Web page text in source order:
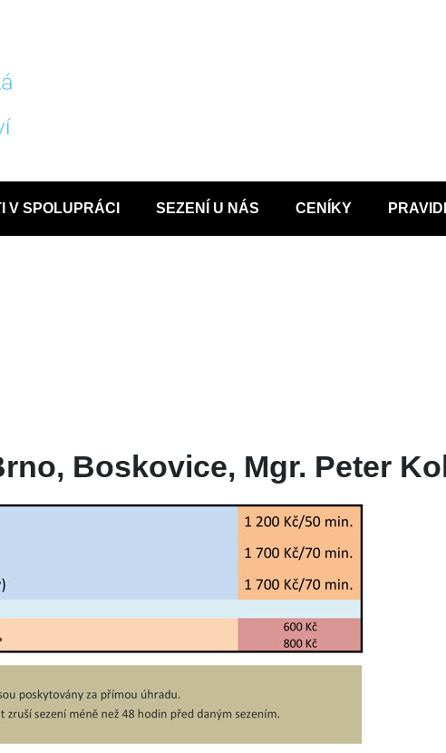
V SPOLUPRÁCI SEZENÍ U NÁS CENÍKY
Boskovice, Mgr. Peter